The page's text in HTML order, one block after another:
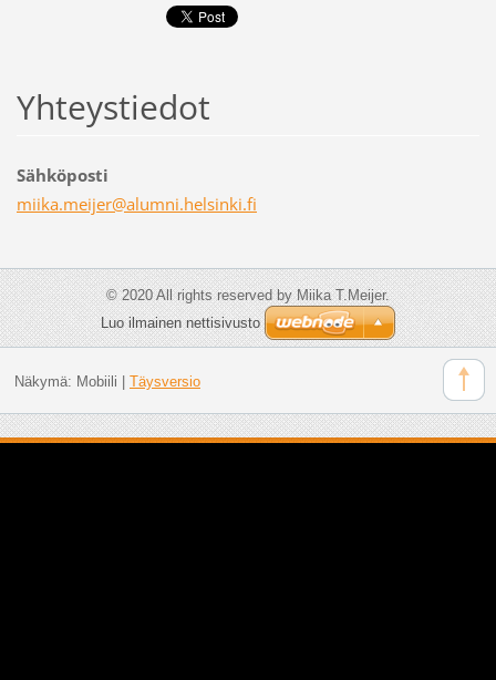
Yhteystiedot
Sähköposti
miika.meijer@alumni.helsinki.fi
© 2020 All rights reserved by Miika T.Meijer.
Luo ilmainen nettisivusto
Näkymä: Mobiili | Täysversio